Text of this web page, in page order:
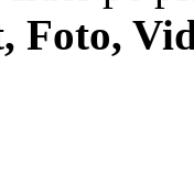
Foto,